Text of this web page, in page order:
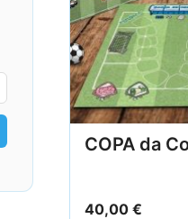
COPA da
40,00 €